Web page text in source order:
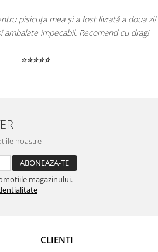
mea și a fost livrată a doua zi!
impecabil. Recomand cu drag!
noastre
magazinului.
CLIENTI